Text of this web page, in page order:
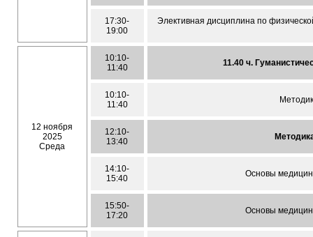
17:30-
19:00
Элективная дисциплина по
12 ноября
2025
Среда
10:10-
11:40
11.40 ч.
10:10-
11:40
12:10-
13:40
14:10-
15:40
Основы
15:50-
17:20
Основы